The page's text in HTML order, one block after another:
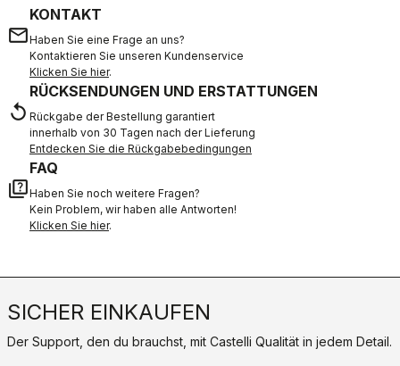
email
KONTAKT
Haben Sie eine Frage an uns?
Kontaktieren Sie unseren Kundenservice
Klicken Sie hier.
replay
RÜCKSENDUNGEN UND ERSTATTUNGEN
Rückgabe der Bestellung garantiert
innerhalb von 30 Tagen nach der Lieferung
Entdecken Sie die Rückgabebedingungen
quiz
FAQ
Haben Sie noch weitere Fragen?
Kein Problem, wir haben alle Antworten!
Klicken Sie hier.
SICHER EINKAUFEN
Der Support, den du brauchst, mit Castelli Qualität in jedem Detail.